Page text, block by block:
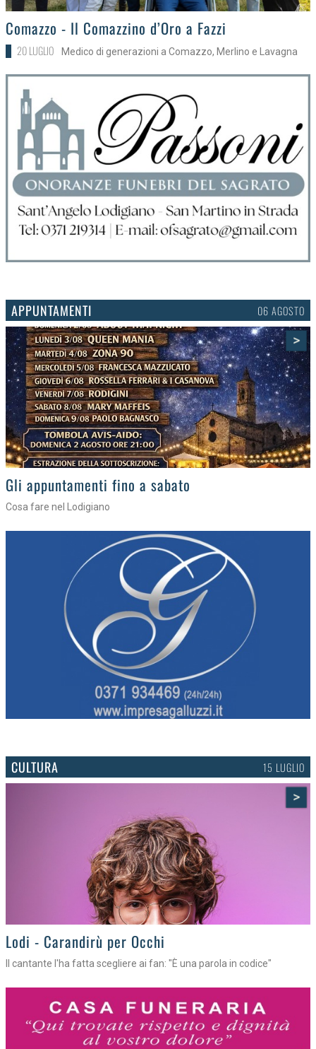
>
Comazzo - Il Comazzino d’Oro a Fazzi
20 LUGLIO Medico di generazioni a Comazzo, Merlino e Lavagna
APPUNTAMENTI 03 AGOSTO
>
Gli eventi della settimana
Tra torte, cinema e musica live
CULTURA 15 LUGLIO
>
Lodi - Carandirù per Occhi
Il cantante l'ha fatta scegliere ai fan: "È una parola in codice"